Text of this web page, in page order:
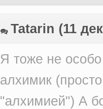
Tatarin (11
Я тоже не
алхимик
"алхимией") А